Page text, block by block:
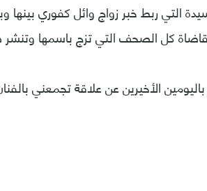
التي ربط خبر زواج وائل كفوري
كل الصحف التي تزج باسمها وتنشر
الأخيرين عن علاقة تجمعني